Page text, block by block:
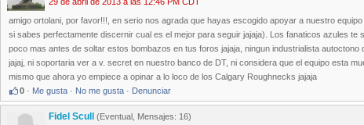
amigo ortolani, por favor!!!, en serio nos agrada que hayas escogido apoyar a nuestro
si sabes perfectamente discernir cual es el mejor para seguir jajaja). Los fanaticos azules te
poco mas antes de soltar estos bombazos en tus foros jajaja, ningun industrialista
jajaj, ni soportaria ver a v. secret en nuestro banco de DT, ni considera que el equipo esta
mismo que ahora yo empiece a opinar a lo loco de los Calgary Roughnecks jajaja
0 · Me gusta · No me gusta · Denunciar
Fidel Scull
(Eventual, Mensajes: 16)